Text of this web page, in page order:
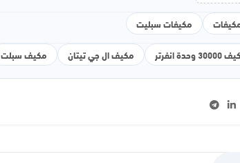
مكيفات سبليت
وحدة انفرتر مكيف ال جي تيتان مكيف سبلت